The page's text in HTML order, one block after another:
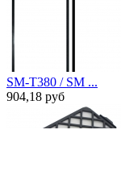
SM-T380 / SM ...
904,18 руб